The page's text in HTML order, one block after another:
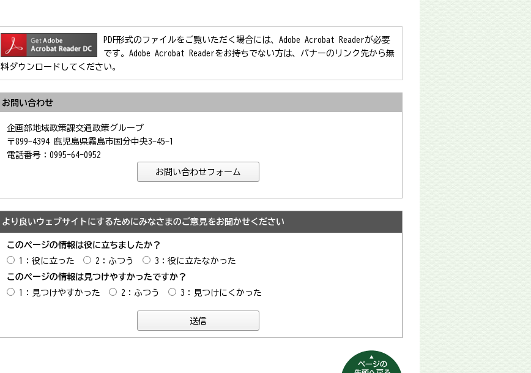
PDF形式のファイルをご覧いただく場合には、Adobe Acrobat Readerが必要
です。Adobe Acrobat Readerをお持ちでない方は、バナーのリンク先から無
料ダウンロードしてください。
お問い合わせ
企画部地域政策課交通政策グループ
〒899-4394 鹿児島県霧島市国分中央3-45-1
電話番号：0995-64-0952
より良いウェブサイトにするためにみなさまのご意見をお聞かせください
このページの情報は役に立ちましたか？
1：役に立った
2：ふつう
3：役に立たなかった
このページの情報は見つけやすかったですか？
1：見つけやすかった
2：ふつう 3：見つけにくかった
ページの先頭へ
戻る